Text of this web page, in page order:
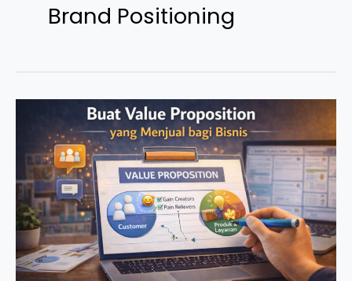
Brand Positioning
Proposition
yang
Menjual
bagi
Bisnis